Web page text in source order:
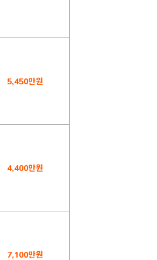
5,450만원
4,400만원
7,100만원